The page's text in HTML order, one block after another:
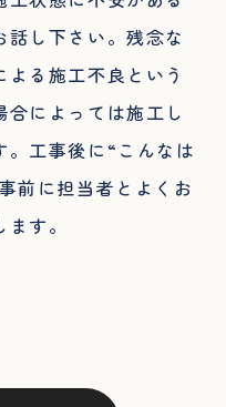
し下さい。残念な
る施工不良という
によっては施工し
工事後に“こんなは
前に担当者とよくお
す。